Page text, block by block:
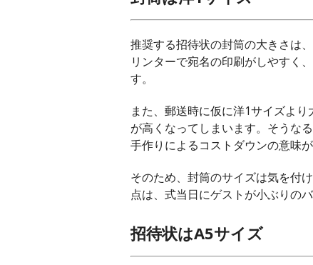
推奨する招待状の封筒の大きさは
リンターで宛名の印刷がしやすく
す。
また、郵送時に仮に洋1サイズよ
が高くなってしまいます。そうな
手作りによるコストダウンの意味
そのため、封筒のサイズは気を付
点は、式当日にゲストが小ぶりの
招待状はA5サイズ